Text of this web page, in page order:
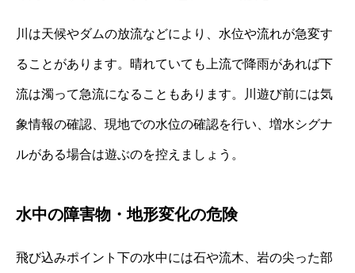
川は天候やダムの放流などにより、水位や流れが急変す
ることがあります。晴れていても上流で降雨があれば下
流は濁って急流になることもあります。川遊び前には気
象情報の確認、現地での水位の確認を行い、増水シグナ
ルがある場合は遊ぶのを控えましょう。
水中の障害物・地形変化の危険
飛び込みポイント下の水中には石や流木、岩の尖った部